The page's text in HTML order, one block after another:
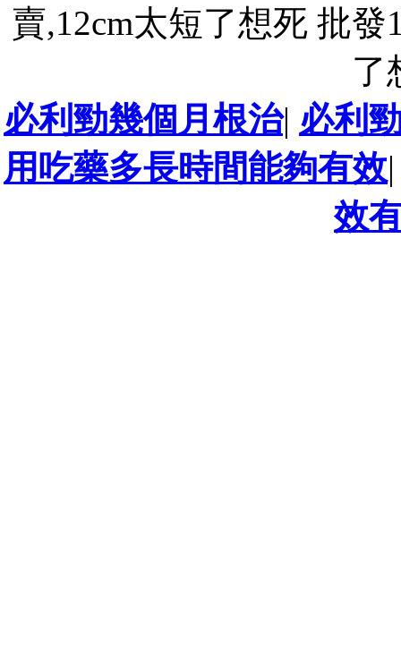
賣,12cm太短了想死 批
了
必利勁幾個月根治| 必利
用吃藥多長時間能夠有效
效